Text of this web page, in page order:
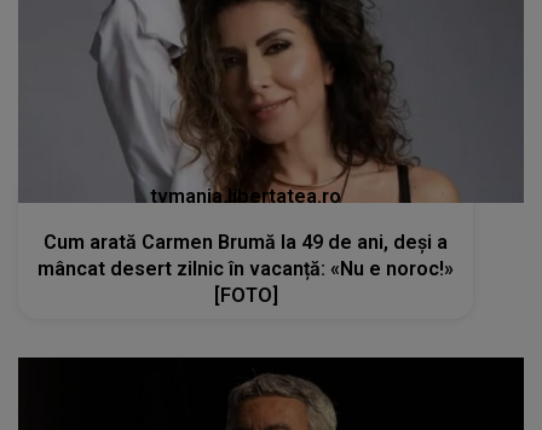
tvmania.libertatea.ro
Cum arată Carmen Brumă la 49 de ani, deși a
mâncat desert zilnic în vacanță: «Nu e noroc!»
[FOTO]